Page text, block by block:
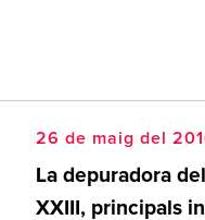
26 de maig del
La depuradora
XXIII, principals